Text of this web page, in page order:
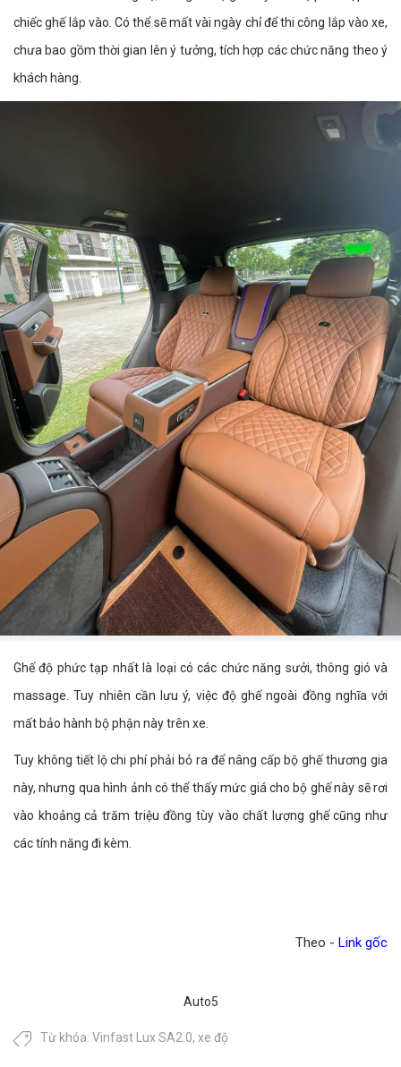
chiếc ghế lắp vào. Có thể sẽ mất vài ngày chỉ để thi công lắp vào xe,
chưa bao gồm thời gian lên ý tưởng, tích hợp các chức năng theo ý
khách hàng.
Ghế độ phức tạp nhất là loại có các chức năng sưởi, thông gió và
massage. Tuy nhiên cần lưu ý, việc độ ghế ngoài đồng nghĩa với
mất bảo hành bộ phận này trên xe.
Tuy không tiết lộ chi phí phải bỏ ra để nâng cấp bộ ghế thương gia
này, nhưng qua hình ảnh có thể thấy mức giá cho bộ ghế này sẽ rơi
vào khoảng cả trăm triệu đồng tùy vào chất lượng ghế cũng như
các tính năng đi kèm.
Theo - Link gốc
Auto5
Từ khóa: Vinfast Lux SA2.0, xe độ